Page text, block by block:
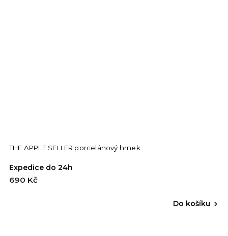
THE APPLE SELLER porcelánový hrnek
Expedice do 24h
690 Kč
Do košíku